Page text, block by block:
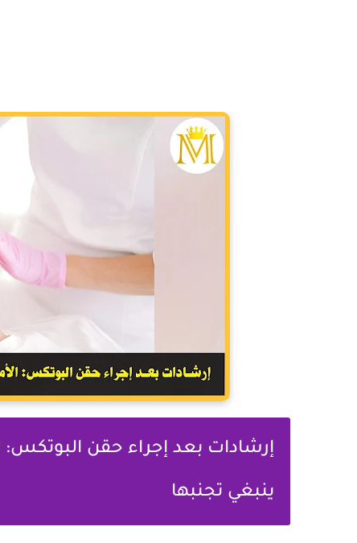
إرشادات بعد إجراء حقن البوتكس:
ينبغي تجنبها